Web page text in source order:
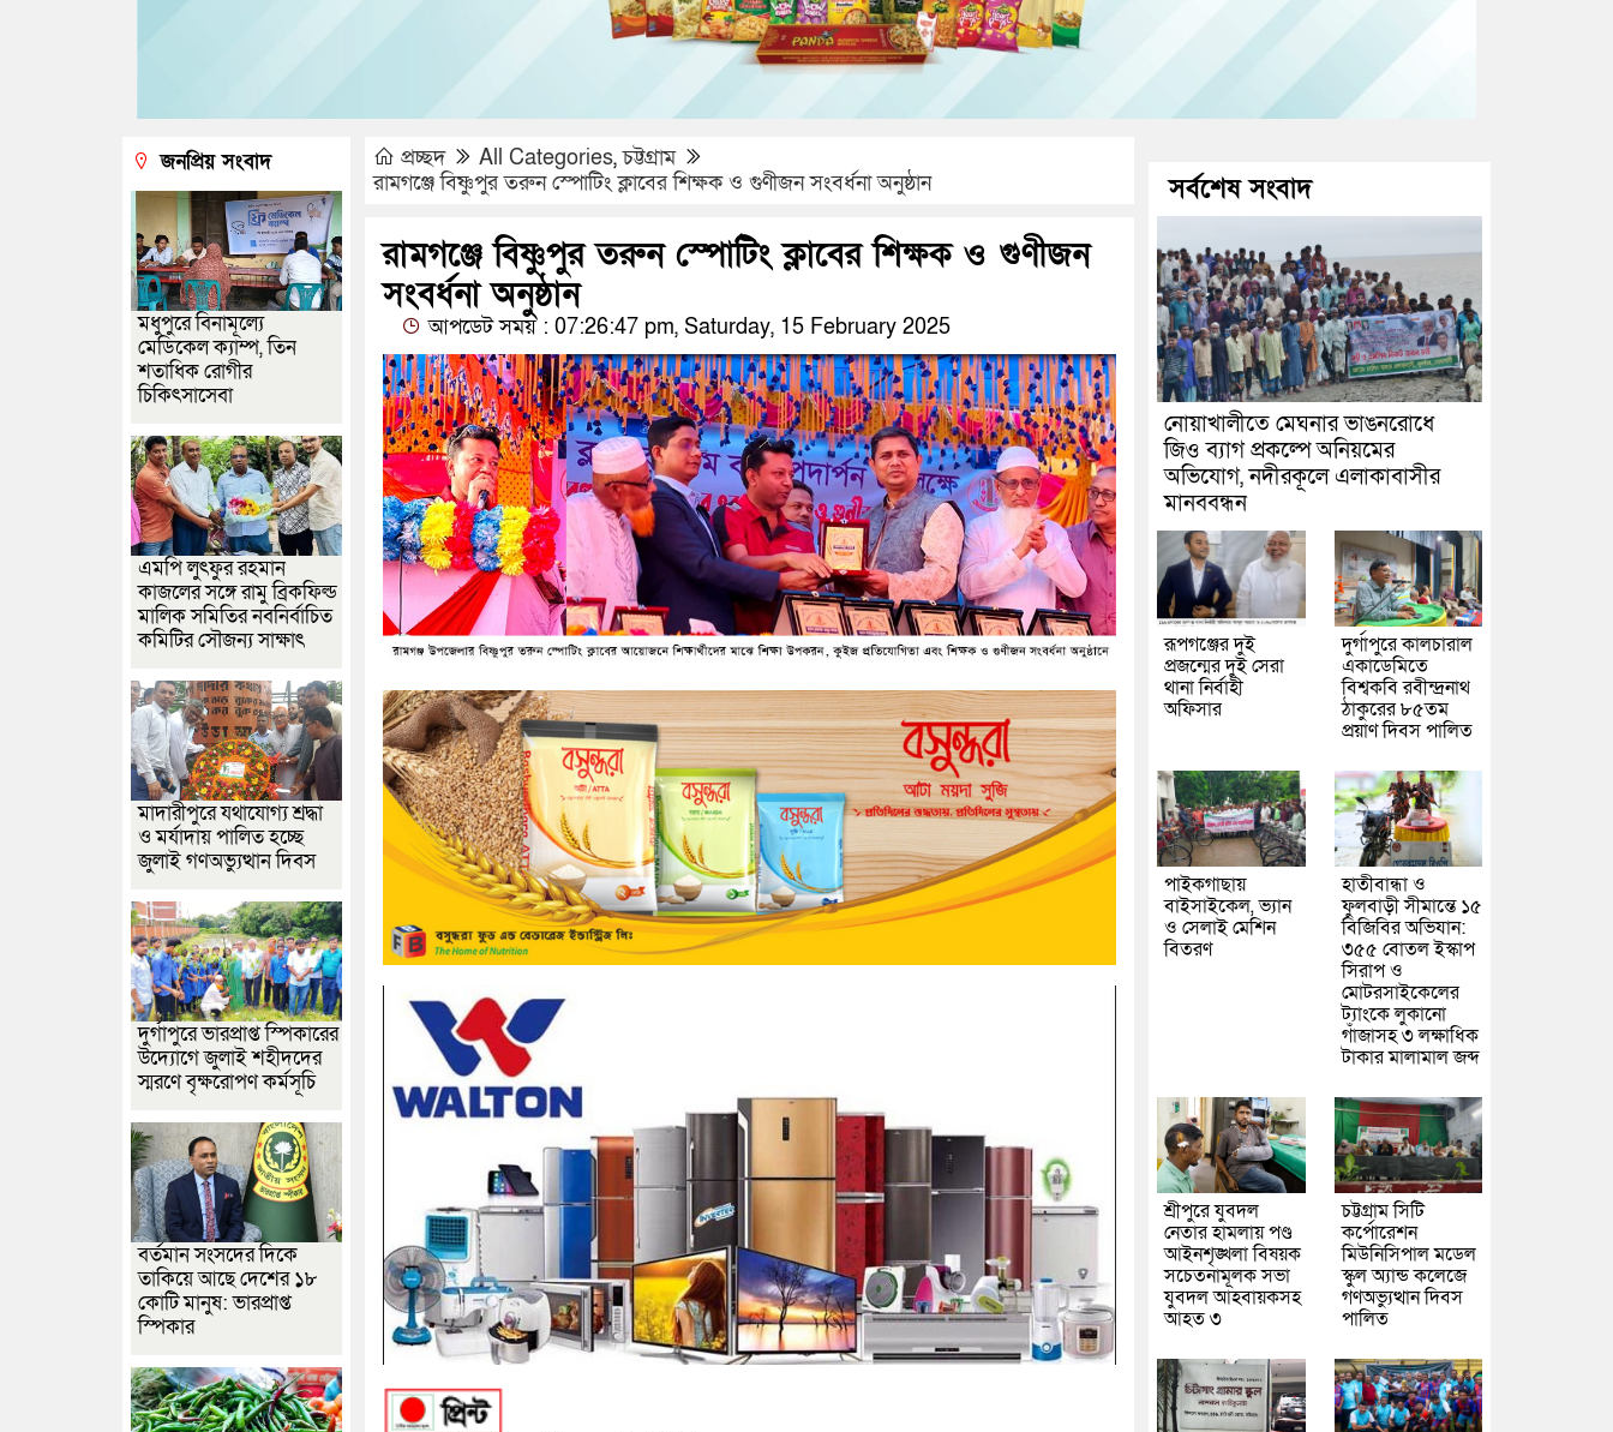
প্রচ্ছদ All Categories,চট্টগ্রাম
রামগঞ্জে বিষ্ণুপুর তরুন স্পোটিং ক্লাবের শিক্ষক ও গুণীজন সংবর্ধনা অনুষ্ঠান
রামগঞ্জে বিষ্ণুপুর তরুন স্পোটিং ক্লাবের শিক্ষক ও গুণীজন
সংবর্ধনা অনুষ্ঠান
আপডেট সময় : 07:26:47 pm, Saturday, 15 February 2025
জনপ্রিয় সংবাদ
মধুপুরে বিনামূল্যে
মেডিকেল ক্যাম্প, তিন
শতাধিক রোগীর
চিকিৎসাসেবা
এমপি লুৎফুর রহমান
কাজলের সঙ্গে রামু ব্রিকফিল্ড
মালিক সমিতির নবনির্বাচিত
কমিটির সৌজন্য সাক্ষাৎ
মাদারীপুরে যথাযোগ্য শ্রদ্ধা
ও মর্যাদায় পালিত হচ্ছে
জুলাই গণঅভ্যুত্থান দিবস
দুর্গাপুরে ভারপ্রাপ্ত স্পিকারের
উদ্যোগে জুলাই শহীদদের
স্মরণে বৃক্ষরোপণ কর্মসূচি
বর্তমান সংসদের দিকে
তাকিয়ে আছে দেশের ১৮
কোটি মানুষ: ভারপ্রাপ্ত
স্পিকার
সর্বশেষ সংবাদ
নোয়াখালীতে মেঘনার ভাঙনরোধে
জিও ব্যাগ প্রকল্পে অনিয়মের
অভিযোগ, নদীরকূলে এলাকাবাসীর
মানববন্ধন
রূপগঞ্জের দুই
প্রজন্মের দুই সেরা
থানা নির্বাহী
অফিসার
দুর্গাপুরে কালচারাল
একাডেমিতে
বিশ্বকবি রবীন্দ্রনাথ
ঠাকুরের ৮৫তম
প্রয়াণ দিবস পালিত
পাইকগাছায়
বাইসাইকেল, ভ্যান
ও সেলাই মেশিন
বিতরণ
হাতীবান্ধা ও
ফুলবাড়ী সীমান্তে ১৫
বিজিবির অভিযান:
৩৫৫ বোতল ইস্কাপ
সিরাপ ও
মোটরসাইকেলের
ট্যাংকে লুকানো
গাঁজাসহ ৩ লক্ষাধিক
টাকার মালামাল জব্দ
শ্রীপুরে যুবদল
নেতার হামলায় পণ্ড
আইনশৃঙ্খলা বিষয়ক
সচেতনামূলক সভা
যুবদল আহবায়কসহ
আহত ৩
চট্টগ্রাম সিটি
কর্পোরেশন
মিউনিসিপাল মডেল
স্কুল অ্যান্ড কলেজে
গণঅভ্যুত্থান দিবস
পালিত